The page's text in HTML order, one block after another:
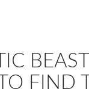
FIND